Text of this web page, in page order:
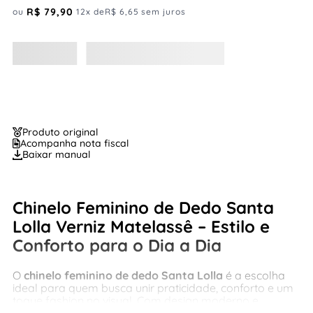
ou R$ 79,90 12x deR$ 6,65 sem juros
Produto original
Acompanha nota fiscal
Baixar manual
Chinelo Feminino de Dedo Santa
Lolla Verniz Matelassê – Estilo e
Conforto para o Dia a Dia
O chinelo feminino de dedo Santa Lolla é a escolha
ideal para quem busca unir praticidade, conforto e um